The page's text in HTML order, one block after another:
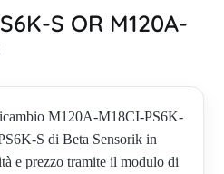
S OR M120A-
M120A-M18CI-PS6K-
S di Beta Sensorik in
e prezzo tramite il modulo di